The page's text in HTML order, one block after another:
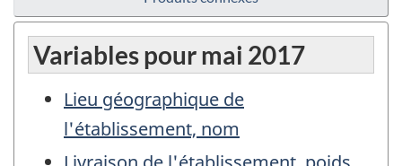
Variables pour mai 2017
Lieu géographique de
l'établissement, nom